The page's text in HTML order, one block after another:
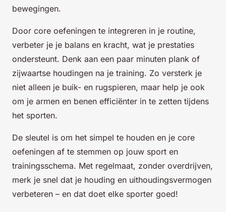
bewegingen.
Door core oefeningen te integreren in je routine,
verbeter je je balans en kracht, wat je prestaties
ondersteunt. Denk aan een paar minuten plank of
zijwaartse houdingen na je training. Zo versterk je
niet alleen je buik- en rugspieren, maar help je ook
om je armen en benen efficiënter in te zetten tijdens
het sporten.
De sleutel is om het simpel te houden en je core
oefeningen af te stemmen op jouw sport en
trainingsschema. Met regelmaat, zonder overdrijven,
merk je snel dat je houding en uithoudingsvermogen
verbeteren – en dat doet elke sporter goed!